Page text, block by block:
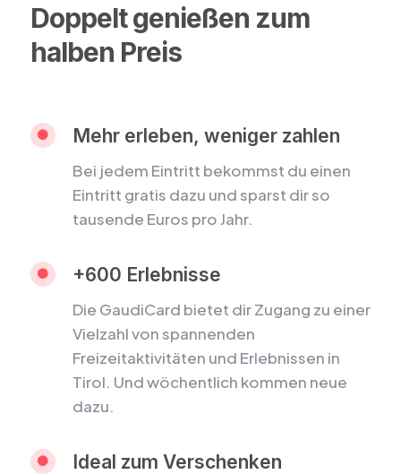
Doppelt genießen zum
halben Preis
 Mehr erleben, weniger zahlen
Bei jedem Eintritt bekommst du einen
Eintritt gratis dazu und sparst dir so
tausende Euros pro Jahr.
 +600 Erlebnisse
Die GaudiCard bietet dir Zugang zu einer
Vielzahl von spannenden
Freizeitaktivitäten und Erlebnissen in
Tirol. Und wöchentlich kommen neue
dazu.
 Ideal zum Verschenken